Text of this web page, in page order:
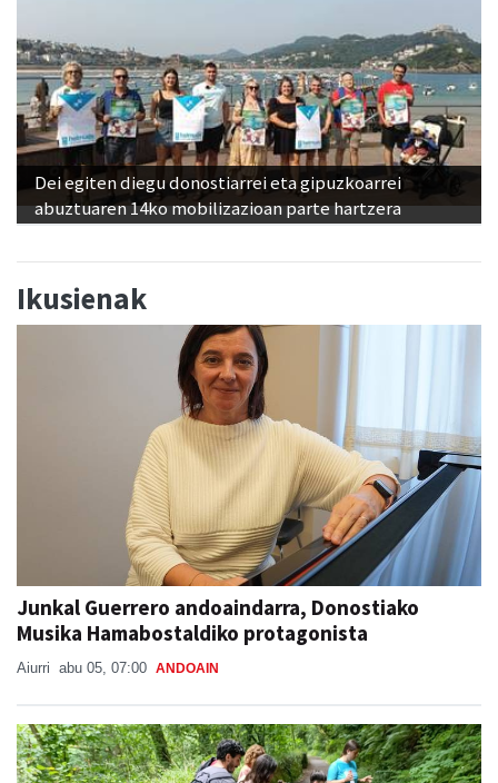
Dei egiten diegu donostiarrei eta gipuzkoarrei
abuztuaren 14ko mobilizazioan parte hartzera
Ikusienak
Junkal Guerrero andoaindarra, Donostiako
Musika Hamabostaldiko protagonista
Aiurri abu 05, 07:00 ANDOAIN